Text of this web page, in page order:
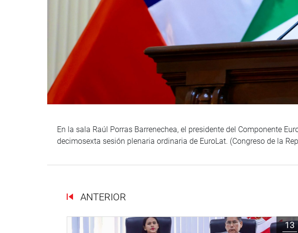
En la sala Raúl Porras Barrenechea, el presidente del Componente
decimosexta sesión plenaria ordinaria de EuroLat. (Congreso de la
ANTERIOR
13